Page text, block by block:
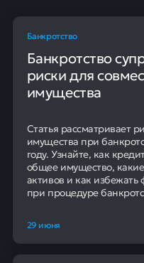
Банкротство
Банкротство
риски для
имущества
Статья рассматривает
имущества при
году. Узнайте, как
общее имущество,
активов и как
при процедуре
29 июня